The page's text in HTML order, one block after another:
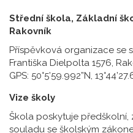
Střední škola, Základní
Rakovník
Příspěvková organizace se
Františka Dielpolta 1576,
GPS: 50°5’59.992”N,
Vize školy
Škola poskytuje
souladu se školským